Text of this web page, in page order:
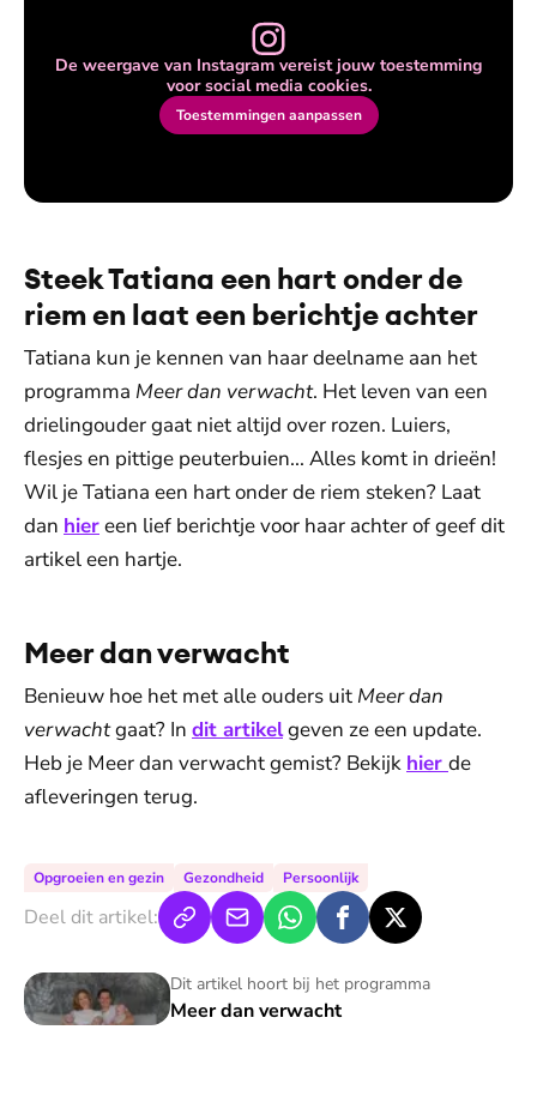
De weergave van Instagram vereist jouw toestemming
voor social media cookies.
Toestemmingen aanpassen
Steek Tatiana een hart onder de
riem en laat een berichtje achter
Tatiana kun je kennen van haar deelname aan het
programma Meer dan verwacht. Het leven van een
drielingouder gaat niet altijd over rozen. Luiers,
flesjes en pittige peuterbuien... Alles komt in drieën!
Wil je Tatiana een hart onder de riem steken? Laat
dan hiereen lief berichtje voor haar achter of geef dit
artikel een hartje.
Meer dan verwacht
Benieuw hoe het met alle ouders uit Meer dan
verwachtgaat? In dit artikelgeven ze een update.
Heb je Meer dan verwacht gemist? Bekijk hier de
afleveringen terug.
Opgroeien en gezin Gezondheid Persoonlijk
Deel dit artikel:
Dit artikel hoort bij het programma
Meer dan verwacht
Meer dan verwacht